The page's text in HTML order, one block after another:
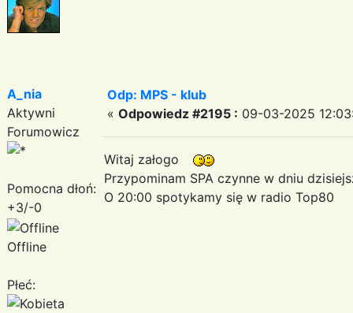
A_nia
Aktywni
Forumowicz
Pomocna dłoń:
+3/-0
Offline
Płeć:
Odp: MPS - klub
« Odpowiedz #2195 : 09-03-2025
Witaj załogo
Przypominam SPA czynne w dniu
O 20:00 spotykamy się w radio Top80